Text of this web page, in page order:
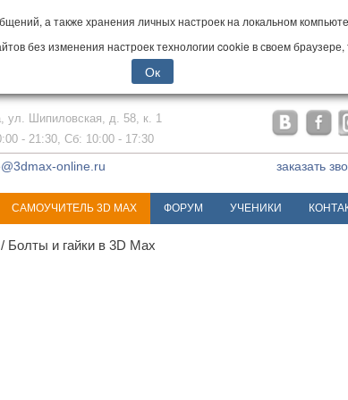
а также хранения личных настроек на локальном
без изменения настроек технологии cookie в своем
Ок
ул. Шипиловская, д. 58, к. 1
- 21:30, Сб: 10:00 - 17:30
online.ru заказать
САМОУЧИТЕЛЬ 3D MAX ФОРУМ УЧЕНИКИ
/ Болты и гайки в 3D Max